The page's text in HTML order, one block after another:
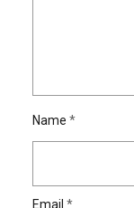
Name *
Email *